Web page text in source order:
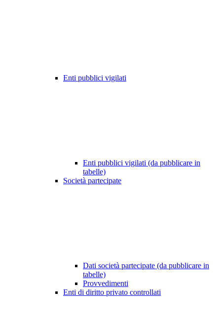
Enti pubblici vigilati
Enti pubblici vigilati (da pubblicare in
tabelle)
Società partecipate
Dati società partecipate (da pubblicare in
tabelle)
Provvedimenti
Enti di diritto privato controllati